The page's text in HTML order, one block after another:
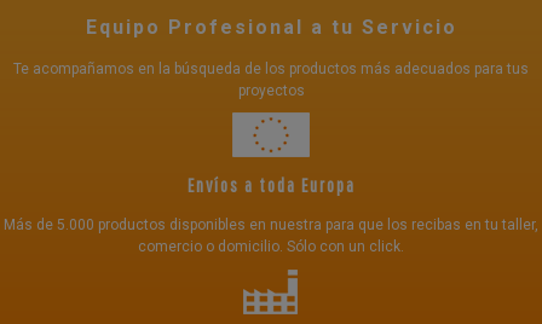
Equipo Profesional a tu Servicio
Te acompañamos en la búsqueda de los productos más adecuados para tus
proyectos
Envíos a toda Europa
Más de 5.000 productos disponibles en nuestra para que los recibas en tu taller,
comercio o domicilio. Sólo con un click.